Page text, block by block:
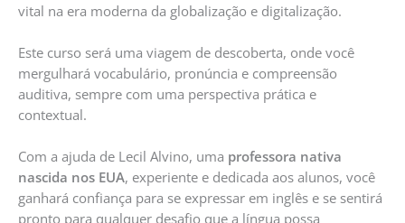
vital na era moderna da globalização e digitalização.
Este curso será uma viagem de descoberta, onde você
mergulhará vocabulário, pronúncia e compreensão
auditiva, sempre com uma perspectiva prática e
contextual.
Com a ajuda de Lecil Alvino, uma professora nativa
nascida nos EUA, experiente e dedicada aos alunos, você
ganhará confiança para se expressar em inglês e se sentirá
pronto para qualquer desafio que a língua possa